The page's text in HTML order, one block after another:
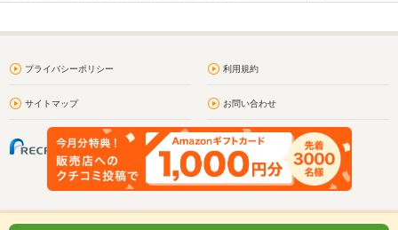
プライバシーポリシー 利用規約
サイトマップ お問い合わせ